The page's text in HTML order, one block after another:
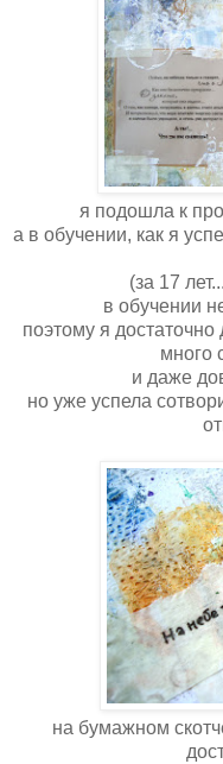
я подошла к
а в обучении, как я
(за 17
в обучении
поэтому я достаточно
много
и даже
но уже успела
на бумажном